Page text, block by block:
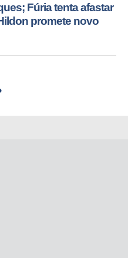
Fúria tenta afastar
promete novo